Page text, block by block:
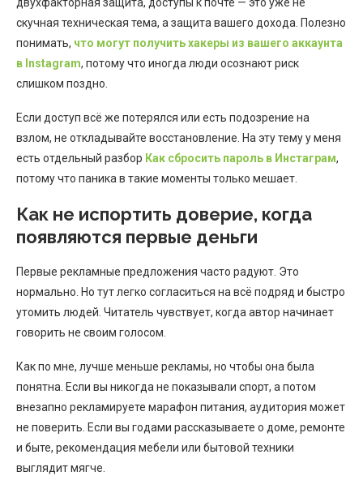
скучная техническая тема, а защита вашего дохода. Полезно
понимать, что могут получить хакеры из вашего аккаунта
в Instagram, потому что иногда люди осознают риск
слишком поздно.
Если доступ всё же потерялся или есть подозрение на
взлом, не откладывайте восстановление. На эту тему у меня
есть отдельный разбор Как сбросить пароль в Инстаграм,
потому что паника в такие моменты только мешает.
Как не испортить доверие, когда
появляются первые деньги
Первые рекламные предложения часто радуют. Это
нормально. Но тут легко согласиться на всё подряд и быстро
утомить людей. Читатель чувствует, когда автор начинает
говорить не своим голосом.
Как по мне, лучше меньше рекламы, но чтобы она была
понятна. Если вы никогда не показывали спорт, а потом
внезапно рекламируете марафон питания, аудитория может
не поверить. Если вы годами рассказываете о доме, ремонте
и быте, рекомендация мебели или бытовой техники
выглядит мягче.